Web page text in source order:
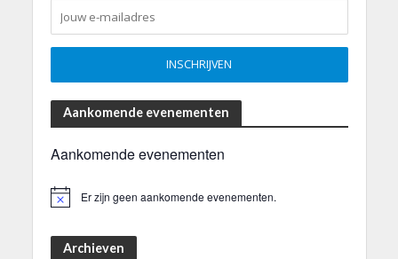
Aankomende evenementen
Aankomende evenementen
Er zijn geen aankomende evenementen.
Archieven